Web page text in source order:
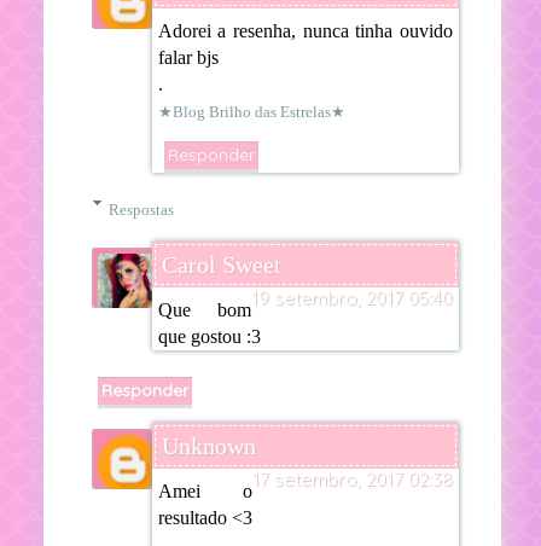
Adorei a resenha, nunca tinha ouvido
falar bjs
.
★Blog Brilho das Estrelas★
Responder
Respostas
Carol Sweet
19 setembro, 2017 05:40
Que bom
que gostou :3
Responder
Unknown
17 setembro, 2017 02:38
Amei o
resultado <3